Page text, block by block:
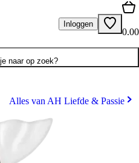
Inloggen
0.00
naar op zoek?
Alles van AH Liefde & Passie